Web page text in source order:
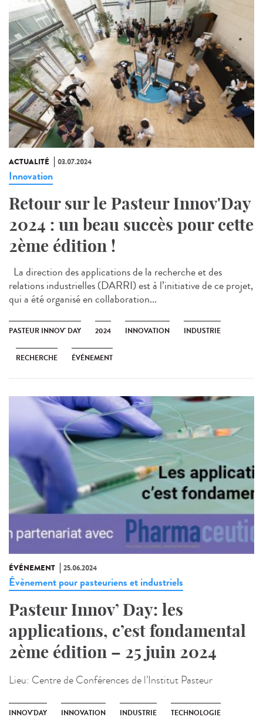
ACTUALITÉ 03.07.2024
Innovation
Retour sur le Pasteur Innov'Day
2024 : un beau succès pour cette
2ème édition !
La direction des applications de la recherche et des
relations industrielles (DARRI) est à l’initiative de ce projet,
qui a été organisé en collaboration...
PASTEUR INNOV' DAY 2024 INNOVATION INDUSTRIE
RECHERCHE ÉVÉNEMENT
ÉVÉNEMENT 25.06.2024
Évènement pour pasteuriens et industriels
Pasteur Innov’ Day: les
applications, c’est fondamental
2ème édition – 25 juin 2024
Lieu: Centre de Conférences de l’Institut Pasteur
INNOV'DAY INNOVATION INDUSTRIE TECHNOLOGIE